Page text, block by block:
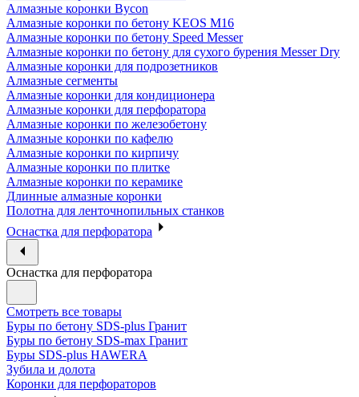
Алмазные коронки Bycon
Алмазные коронки по бетону KEOS M16
Алмазные коронки по бетону Speed Messer
Алмазные коронки по бетону для сухого бурения Messer Dry
Алмазные коронки для подрозетников
Алмазные сегменты
Алмазные коронки для кондиционера
Алмазные коронки для перфоратора
Алмазные коронки по железобетону
Алмазные коронки по кафелю
Алмазные коронки по кирпичу
Алмазные коронки по плитке
Алмазные коронки по керамике
Длинные алмазные коронки
Полотна для ленточнопильных станков
Оснастка для перфоратора
Оснастка для перфоратора
Смотреть все товары
Буры по бетону SDS-plus Гранит
Буры по бетону SDS-max Гранит
Буры SDS-plus HAWERA
Зубила и долота
Коронки для перфораторов